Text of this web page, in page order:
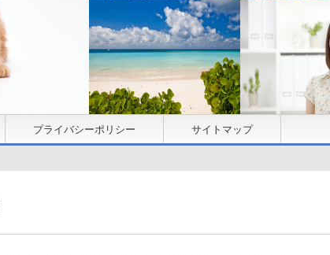
プライバシーポリシー サイトマップ